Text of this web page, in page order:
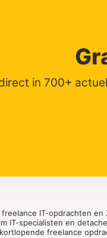
in 700+
IT-opdrachten
IT-specialisten en
freelance